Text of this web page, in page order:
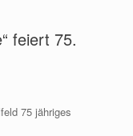
feiert 75.
75 jähriges